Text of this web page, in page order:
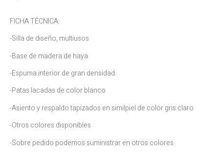
FICHA TÉCNICA:
-Silla de diseño, multiusos
-Base de madera de haya
-Espuma interior de gran densidad.
-Patas lacadas de color blanco
-Asiento y respaldo tapizados en similpiel de color gris claro
-Otros colores disponibles
-Sobre pedido podemos suministrar en otros colores.